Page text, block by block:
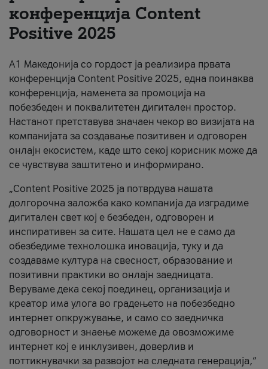
конференција Content
Positive 2025
А1 Македонија со гордост ја реализира првата
конференција Content Positive 2025, една поинаква
конференција, наменета за промоција на
побезбеден и поквалитетен дигитален простор.
Настанот претставува значаен чекор во визијата на
компанијата за создавање позитивен и одговорен
онлајн екосистем, каде што секој корисник може да
се чувствува заштитено и информирано.
„Content Positive 2025 ја потврдува нашата
долгорочна заложба како компанија да изградиме
дигитален свет кој е безбеден, одговорен и
инспиративен за сите. Нашата цел не е само да
обезбедиме технолошка иновација, туку и да
создаваме култура на свесност, образование и
позитивни практики во онлајн заедницата.
Веруваме дека секој поединец, организација и
креатор има улога во градењето на побезбедно
интернет опкружување, и само со заедничка
одговорност и знаење можеме да овозможиме
интернет кој е инклузивен, доверлив и
поттикнувачки за развојот на следната генерација,“